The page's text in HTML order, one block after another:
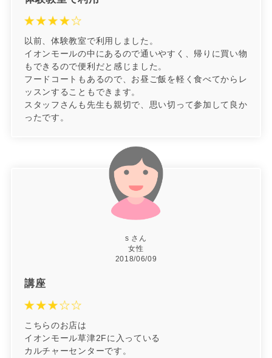
以前、体験教室で利用しました。
イオンモールの中にあるので通いやすく、帰りに買い物
もできるので便利だと感じました。
フードコートもあるので、お昼ご飯を軽く食べてからレ
ッスンすることもできます。
スタッフさんも先生も親切で、思い切って参加して良か
ったです。
s さん
女性
2018/06/09
講座
こちらのお店は
イオンモール草津2Fに入っている
カルチャーセンターです。